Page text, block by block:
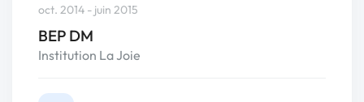
oct. 2014 - juin 2015
BEP DM
Institution La Joie